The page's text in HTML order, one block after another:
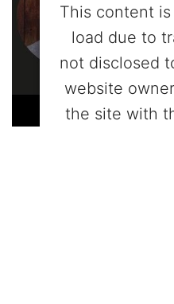
This content
load due to
not disclosed
website
the site with